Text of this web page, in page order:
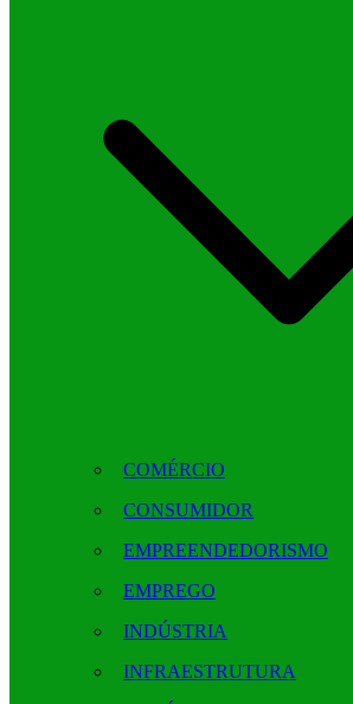
COMÉRCIO
CONSUMIDOR
EMPREENDEDORISMO
EMPREGO
INDÚSTRIA
INFRAESTRUTURA